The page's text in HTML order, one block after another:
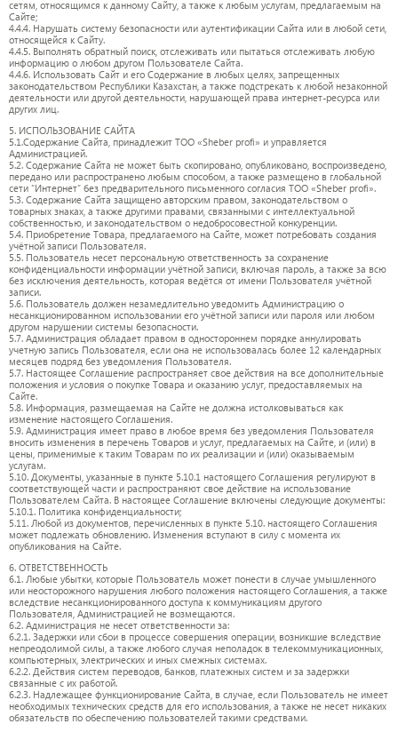
сетям, относящимся к данному Сайту, а также к любым услугам, предлагаемым на
Сайте;
4.4.4. Нарушать систему безопасности или аутентификации Сайта или в любой сети,
относящейся к Сайту.
4.4.5. Выполнять обратный поиск, отслеживать или пытаться отслеживать любую
информацию о любом другом Пользователе Сайта.
4.4.6. Использовать Сайт и его Содержание в любых целях, запрещенных
законодательством Республики Казахстан, а также подстрекать к любой незаконной
деятельности или другой деятельности, нарушающей права интернет-ресурса или
других лиц.
5. ИСПОЛЬЗОВАНИЕ САЙТА
5.1.Содержание Сайта, принадлежит ТОО «Sheber profi» и управляется
Администрацией.
5.2. Содержание Сайта не может быть скопировано, опубликовано, воспроизведено,
передано или распространено любым способом, а также размещено в глобальной
сети “Интернет” без предварительного письменного согласия ТОО «Sheber profi».
5.3. Содержание Сайта защищено авторским правом, законодательством о
товарных знаках, а также другими правами, связанными с интеллектуальной
собственностью, и законодательством о недобросовестной конкуренции.
5.4. Приобретение Товара, предлагаемого на Сайте, может потребовать создания
учётной записи Пользователя.
5.5. Пользователь несет персональную ответственность за сохранение
конфиденциальности информации учётной записи, включая пароль, а также за всю
без исключения деятельность, которая ведётся от имени Пользователя учётной
записи.
5.6. Пользователь должен незамедлительно уведомить Администрацию о
несанкционированном использовании его учётной записи или пароля или любом
другом нарушении системы безопасности.
5.7. Администрация обладает правом в одностороннем порядке аннулировать
учетную запись Пользователя, если она не использовалась более 12 календарных
месяцев подряд без уведомления Пользователя.
5.7. Настоящее Соглашение распространяет свое действия на все дополнительные
положения и условия о покупке Товара и оказанию услуг, предоставляемых на
Сайте.
5.8. Информация, размещаемая на Сайте не должна истолковываться как
изменение настоящего Соглашения.
5.9. Администрация имеет право в любое время без уведомления Пользователя
вносить изменения в перечень Товаров и услуг, предлагаемых на Сайте, и (или) в
цены, применимые к таким Товарам по их реализации и (или) оказываемым
услугам.
5.10. Документы, указанные в пункте 5.10.1 настоящего Соглашения регулируют в
соответствующей части и распространяют свое действие на использование
Пользователем Сайта. В настоящее Соглашение включены следующие документы:
5.10.1. Политика конфиденциальности;
5.11. Любой из документов, перечисленных в пункте 5.10. настоящего Соглашения
может подлежать обновлению. Изменения вступают в силу с момента их
опубликования на Сайте.
6. ОТВЕТСТВЕННОСТЬ
6.1. Любые убытки, которые Пользователь может понести в случае умышленного
или неосторожного нарушения любого положения настоящего Соглашения, а также
вследствие несанкционированного доступа к коммуникациям другого
Пользователя, Администрацией не возмещаются.
6.2. Администрация не несет ответственности за:
6.2.1. Задержки или сбои в процессе совершения операции, возникшие вследствие
непреодолимой силы, а также любого случая неполадок в телекоммуникационных,
компьютерных, электрических и иных смежных системах.
6.2.2. Действия систем переводов, банков, платежных систем и за задержки
связанные с их работой.
6.2.3. Надлежащее функционирование Сайта, в случае, если Пользователь не имеет
необходимых технических средств для его использования, а также не несет никаких
обязательств по обеспечению пользователей такими средствами.